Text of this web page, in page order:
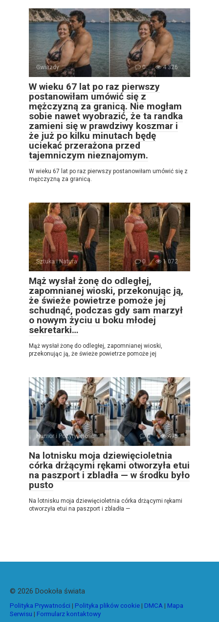
Gwiazdy 0 4 326
W wieku 67 lat po raz pierwszy
postanowiłam umówić się z
mężczyzną za granicą. Nie mogłam
sobie nawet wyobrazić, że ta randka
zamieni się w prawdziwy koszmar i
że już po kilku minutach będę
uciekać przerażona przed
tajemniczym nieznajomym.
W wieku 67 lat po raz pierwszy postanowiłam umówić się z
mężczyzną za granicą.
Sztuka i Natura 0 1 072
Mąż wysłał żonę do odległej,
zapomnianej wioski, przekonując ją,
że świeże powietrze pomoże jej
schudnąć, podczas gdy sam marzył
o nowym życiu u boku młodej
sekretarki…
Mąż wysłał żonę do odległej, zapomnianej wioski,
przekonując ją, że świeże powietrze pomoże jej
Humor i Pozytywność 0 495
Na lotnisku moja dziewięcioletnia
córka drżącymi rękami otworzyła etui
na paszport i zbladła — w środku było
pusto
Na lotnisku moja dziewięcioletnia córka drżącymi rękami
otworzyła etui na paszport i zbladła —
© 2026 Dookoła świata
Polityka Prywatności | Polityka plików cookie| DMCA | Mapa
Serwisu | Formularz kontaktowy